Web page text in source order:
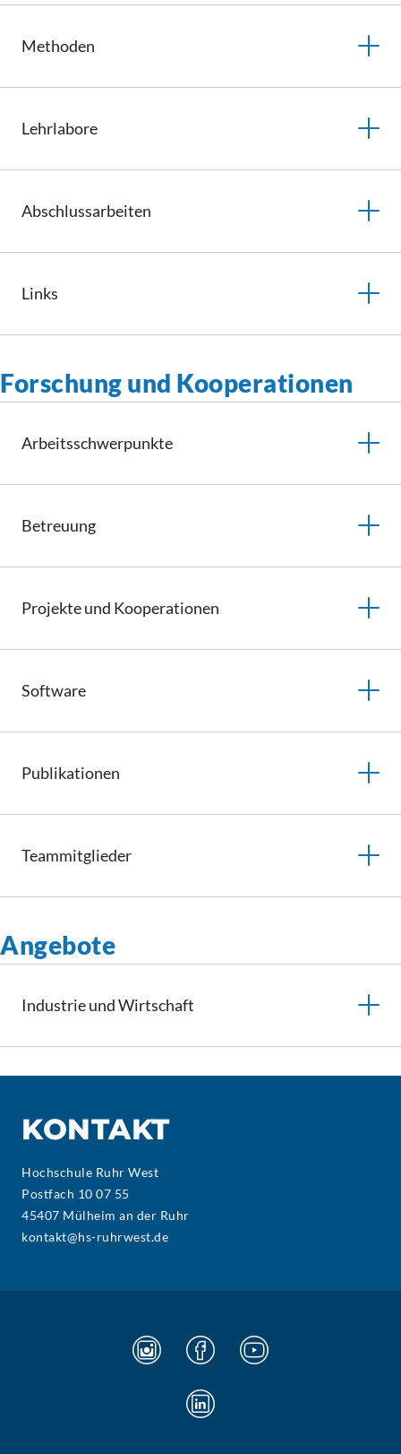
Methoden
Lehrlabore
Abschlussarbeiten
Links
Forschung und Kooperationen
Arbeitsschwerpunkte
Betreuung
Projekte und Kooperationen
Software
Publikationen
Teammitglieder
Angebote
Industrie und Wirtschaft
KONTAKT
Hochschule Ruhr West
Postfach 10 07 55
45407 Mülheim an der Ruhr
kontakt@hs-ruhrwest.de